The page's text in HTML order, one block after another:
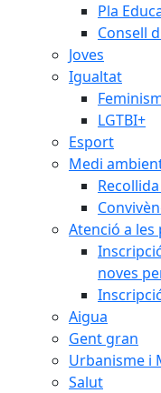
Pla
Consell
Joves
Igualtat
LGTBI+
Esport
Medi
Atenció a les
noves
Aigua
Gent gran
Urbanisme i
Salut